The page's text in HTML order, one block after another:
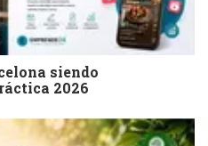
siendo
2026